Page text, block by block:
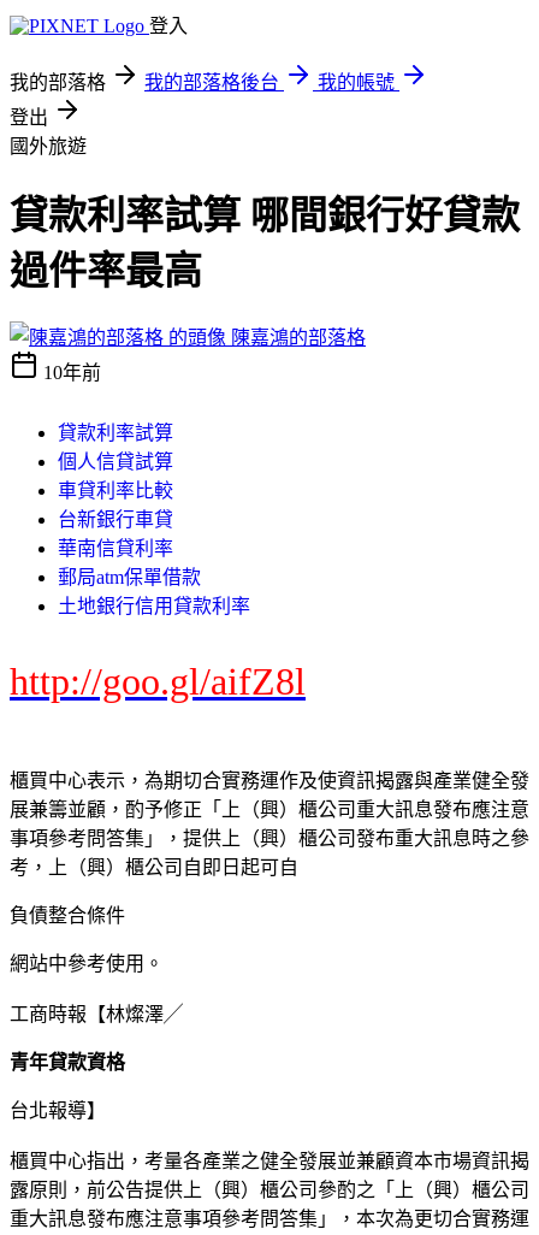
登入
我的部落格 我的部落格後台
我的帳號
登出
國外旅遊
貸款利率試算 哪間銀行好貸款
過件率最高
陳嘉鴻的部落格
10年前
貸款利率試算
個人信貸試算
車貸利率比較
台新銀行車貸
華南信貸利率
郵局atm保單借款
土地銀行信用貸款利率
http://goo.gl/aifZ8l
櫃買中心表示，為期切合實務運作及使資訊揭露與產業健全發
展兼籌並顧，酌予修正「上（興）櫃公司重大訊息發布應注意
事項參考問答集」，提供上（興）櫃公司發布重大訊息時之參
考，上（興）櫃公司自即日起可自
負債整合條件
網站中參考使用。
工商時報【林燦澤╱
青年貸款資格
台北報導】
櫃買中心指出，考量各產業之健全發展並兼顧資本市場資訊揭
露原則，前公告提供上（興）櫃公司參酌之「上（興）櫃公司
重大訊息發布應注意事項參考問答集」，本次為更切合實務運